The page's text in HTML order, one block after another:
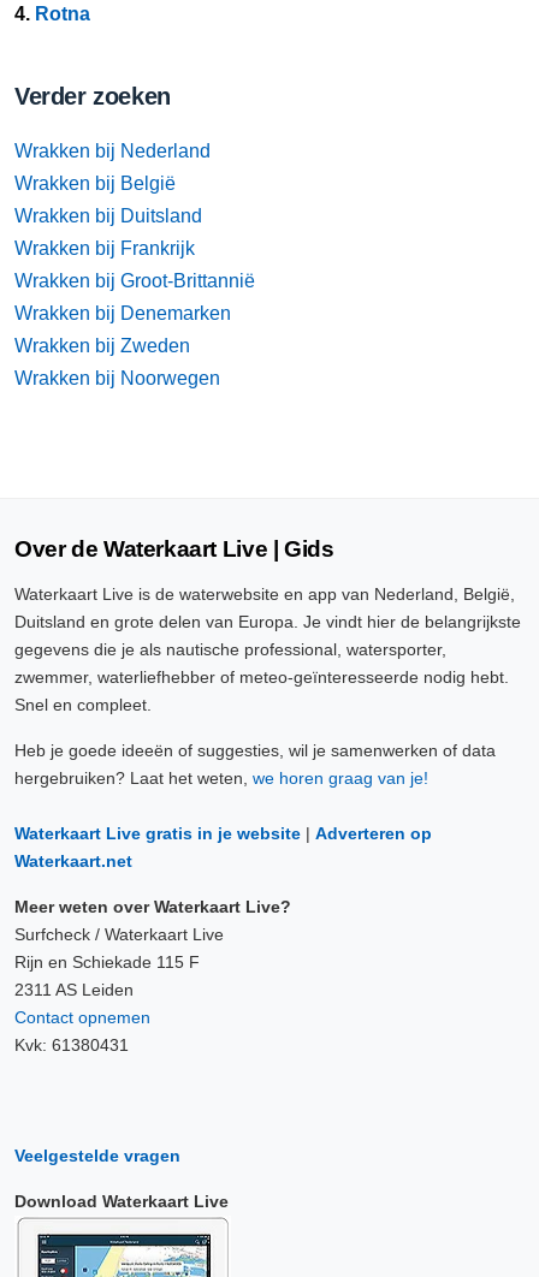
4. Rotna
Verder zoeken
Wrakken bij Nederland
Wrakken bij België
Wrakken bij Duitsland
Wrakken bij Frankrijk
Wrakken bij Groot-Brittannië
Wrakken bij Denemarken
Wrakken bij Zweden
Wrakken bij Noorwegen
Over de Waterkaart Live | Gids
Waterkaart Live is de waterwebsite en app van Nederland, België,
Duitsland en grote delen van Europa. Je vindt hier de belangrijkste
gegevens die je als nautische professional, watersporter,
zwemmer, waterliefhebber of meteo-geïnteresseerde nodig hebt.
Snel en compleet.
Heb je goede ideeën of suggesties, wil je samenwerken of data
hergebruiken? Laat het weten, we horen graag van je!
Waterkaart Live gratis in je website | Adverteren op
Waterkaart.net
Meer weten over Waterkaart Live?
Surfcheck / Waterkaart Live
Rijn en Schiekade 115 F
2311 AS Leiden
Contact opnemen
Kvk: 61380431
Veelgestelde vragen
Download Waterkaart Live